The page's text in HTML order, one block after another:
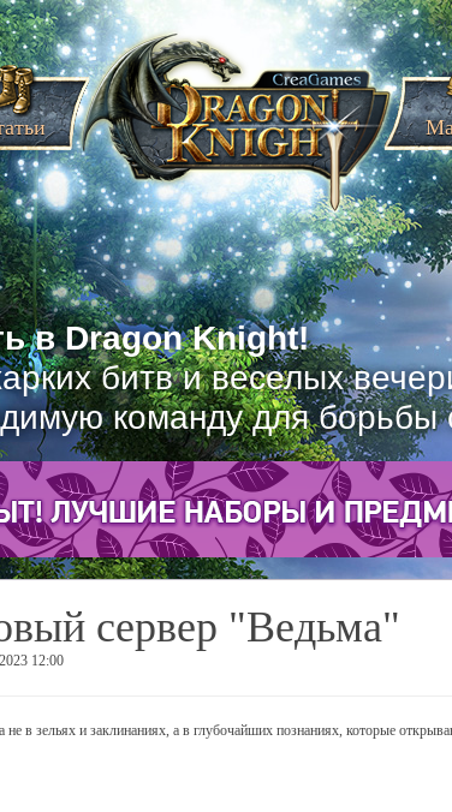
в Dragon Knight!
битв и веселых
команду для
сервер "Ведьма"
12:00
не в зельях и заклинаниях, а в глубочайших познаниях, которые